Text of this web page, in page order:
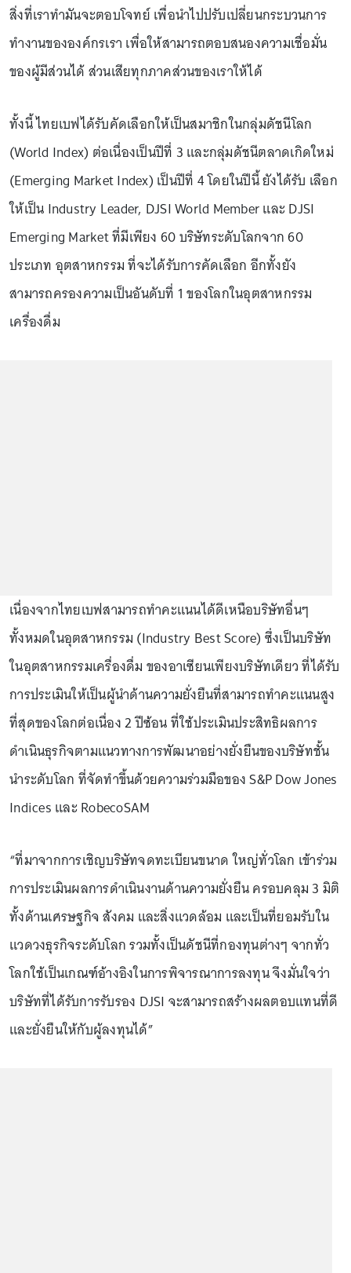
สิ่งที่เราทํามันจะตอบโจทย์ เพื่อนําไปปรับเปลี่ยนกระบวนการ
ทํางานขององค์กรเรา เพื่อให้สามารถตอบสนองความเชื่อมั่น
ของผู้มีส่วนได้ ส่วนเสียทุกภาคส่วนของเราให้ได้
ทั้งนี้ ไทยเบฟได้รับคัดเลือกให้เป็นสมาชิกในกลุ่มดัชนีโลก
(World Index) ต่อเนื่องเป็นปีที่ 3 และกลุ่มดัชนีตลาดเกิดใหม่
(Emerging Market Index) เป็นปีที่ 4 โดยในปีนี้ ยังได้รับ เลือก
ให้เป็น Industry Leader, DJSI World Member และ DJSI
Emerging Market ที่มีเพียง 60 บริษัทระดับโลกจาก 60
ประเภท อุตสาหกรรม ที่จะได้รับการคัดเลือก อีกทั้งยัง
สามารถครองความเป็นอันดับที่ 1 ของโลกในอุตสาหกรรม
เครื่องดื่ม
เนื่องจากไทยเบฟสามารถทําคะแนนได้ดีเหนือบริษัทอื่นๆ
ทั้งหมดในอุตสาหกรรม (Industry Best Score) ซึ่งเป็นบริษัท
ในอุตสาหกรรมเครื่องดื่ม ของอาเซียนเพียงบริษัทเดียว ที่ได้รับ
การประเมินให้เป็นผู้นําด้านความยั่งยืนที่สามารถทําคะแนนสูง
ที่สุดของโลกต่อเนื่อง 2 ปีซ้อน ที่ใช้ประเมินประสิทธิผลการ
ดำเนินธุรกิจตามแนวทางการพัฒนาอย่างยั่งยืนของบริษัทชั้น
นําระดับโลก ที่จัดทําขึ้นด้วยความร่วมมือของ S&P Dow Jones
Indices และ RobecoSAM
“ที่มาจากการเชิญบริษัทจดทะเบียนขนาด ใหญ่ทั่วโลก เข้าร่วม
การประเมินผลการดำเนินงานด้านความยั่งยืน ครอบคลุม 3 มิติ
ทั้งด้านเศรษฐกิจ สังคม และสิ่งแวดล้อม และเป็นที่ยอมรับใน
แวดวงธุรกิจระดับโลก รวมทั้งเป็นดัชนีที่กองทุนต่างๆ จากทั่ว
โลกใช้เป็นเกณฑ์อ้างอิงในการพิจารณาการลงทุน จึงมั่นใจว่า
บริษัทที่ได้รับการรับรอง DJSI จะสามารถสร้างผลตอบแทนที่ดี
และยั่งยืนให้กับผู้ลงทุนได้”